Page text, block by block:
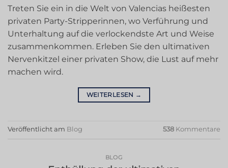
Treten Sie ein in die Welt von Valencias heißesten
privaten Party-Stripperinnen, wo Verführung und
Unterhaltung auf die verlockendste Art und Weise
zusammenkommen. Erleben Sie den ultimativen
Nervenkitzel einer privaten Show, die Lust auf mehr
machen wird.
WEITERLESEN →
Veröffentlicht am Blog 538 Kommentare
BLOG